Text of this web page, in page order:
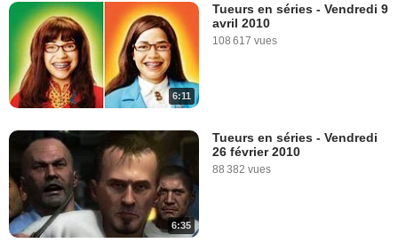
6:11
Tueurs en séries - Vendredi 9
avril 2010
108 617 vues
6:35
Tueurs en séries - Vendredi
26 février 2010
88 382 vues